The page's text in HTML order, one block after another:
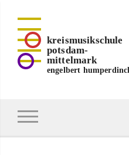
kreismusikschule
potsdam-
mittelmark
engelbert